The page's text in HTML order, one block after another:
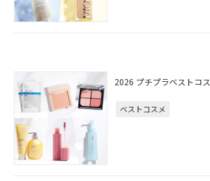
2026 プチプラベストコ
ベストコスメ